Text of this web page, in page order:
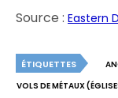
Source :Eastern
ÉTIQUETTES
VOLS DE MÉTAUX